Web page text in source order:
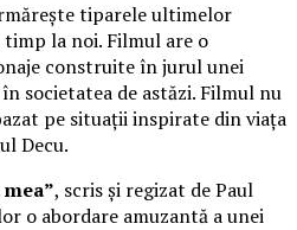
tiparele ultimelor
la noi. Filmul are o
construite în jurul unei
societatea de astăzi. Filmul nu
pe situații inspirate din viața
Decu.
, scris și regizat de Paul
o abordare amuzantă a unei